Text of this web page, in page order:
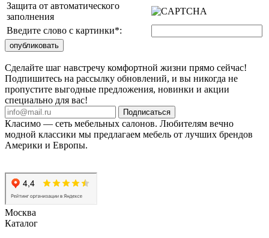
Защита от автоматического
заполнения
Введите слово с картинки*:
Сделайте шаг навстречу комфортной жизни прямо сейчас!
Подпишитесь на рассылку обновлений, и вы никогда не
пропустите выгодные предложения, новинки и акции
специально для вас!
Подписаться
Класимо — cеть мебельных салонов. Любителям вечно
модной классики мы предлагаем мебель от лучших брендов
Америки и Европы.
Москва
Каталог